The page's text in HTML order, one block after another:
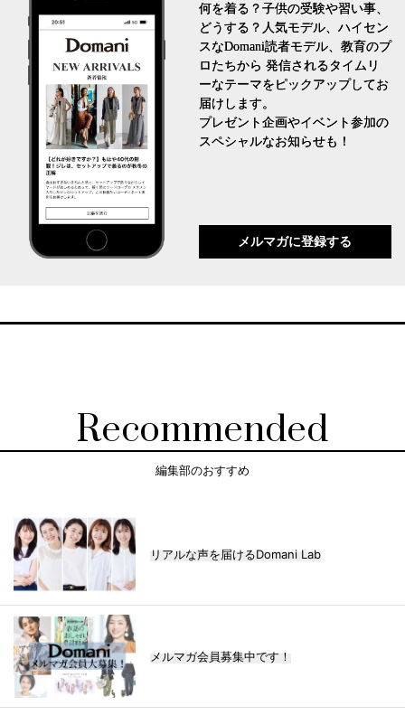
何を着る？子供の受験や習い事、
どうする？人気モデル、ハイセン
スなDomani読者モデル、教育のプ
ロたちから 発信されるタイムリ
ーなテーマをピックアップしてお
届けします。
プレゼント企画やイベント参加の
スペシャルなお知らせも！
メルマガに登録する
Recommended
編集部のおすすめ
リアルな声を届けるDomani Lab
メルマガ会員募集中です！